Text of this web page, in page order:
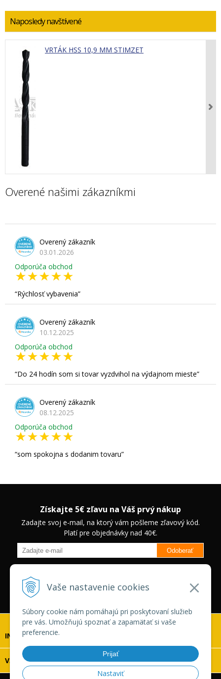
Vaše nastavenie cookies
Súbory cookie nám pomáhajú pri poskytovaní služieb
pre vás. Umožňujú spoznať a zapamätať si vaše
preferencie.
Prijať
Nastaviť
Naposledy navštívené
VRTÁK HSS 10,9 MM STIMZET
Overené našimi zákazníkmi
Overený zákazník
03.01.2026
Odporúča obchod
Rýchlosť vybavenia
Overený zákazník
10.12.2025
Odporúča obchod
Do 24 hodín som si tovar vyzdvihol na výdajnom mieste
Overený zákazník
08.12.2025
Odporúča obchod
som spokojna s dodanim tovaru
Získajte 5€ zľavu na Váš prvý nákup
Zadajte svoj e-mail, na ktorý vám pošleme zľavový kód.
Platí pre objednávky nad 40€.
Odoberať
zľavách na vybrané produkty.
Neplatí pre Veľkoobchodných
zákazníkov.
INFOLINKA
VŠETKO O NÁKUPE